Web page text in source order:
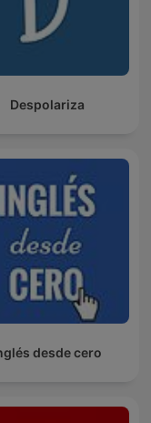
Despolariza
desde cero